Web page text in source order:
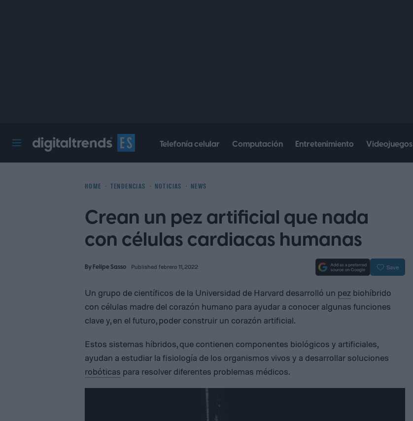
Telefonía celular Computación Entretenimiento Videojuegos
HOME TENDENCIAS NOTICIAS NEWS
Crean un pez artificial que nada
con células cardiacas humanas
ByFelipe Sasso Published febrero 11, 2022 Save
Un grupo de científicos de la Universidad de Harvard desarrolló un pez biohíbrido
con células madre del corazón humano para ayudar a conocer algunas funciones
clave y, en el futuro, poder construir un corazón artificial.
Estos sistemas híbridos, que contienen componentes biológicos y artificiales,
ayudan a estudiar la fisiología de los organismos vivos y a desarrollar soluciones
robóticas para resolver diferentes problemas médicos.